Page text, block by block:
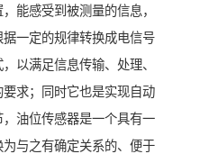
能感受到被测量的信息，
一定的规律转换成电信号
以满足信息传输、处理、
求；同时它也是实现自动
油位传感器是一个具有一
与之有确定关系的、便于